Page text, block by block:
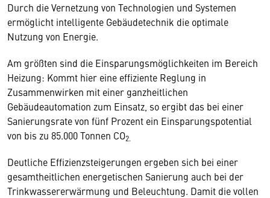
Durch die Vernetzung von Technologien und Systemen
ermöglicht intelligente Gebäudetechnik die optimale
Nutzung von Energie.
Am größten sind die Einsparungsmöglichkeiten im Bereich
Heizung: Kommt hier eine effiziente Reglung in
Zusammenwirken mit einer ganzheitlichen
Gebäudeautomation zum Einsatz, so ergibt das bei einer
Sanierungsrate von fünf Prozent ein Einsparungspotential
von bis zu 85.000 Tonnen CO2.
Deutliche Effizienzsteigerungen ergeben sich bei einer
gesamtheitlichen energetischen Sanierung auch bei der
Trinkwassererwärmung und Beleuchtung. Damit die vollen